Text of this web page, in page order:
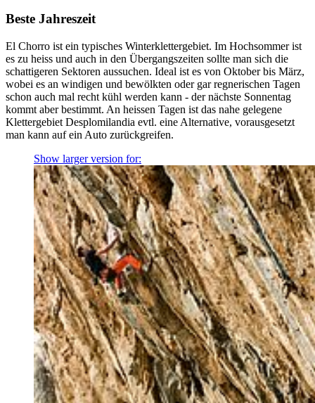
Beste Jahreszeit
El Chorro ist ein typisches Winterklettergebiet. Im Hochsommer ist
es zu heiss und auch in den Übergangszeiten sollte man sich die
schattigeren Sektoren aussuchen. Ideal ist es von Oktober bis März,
wobei es an windigen und bewölkten oder gar regnerischen Tagen
schon auch mal recht kühl werden kann - der nächste Sonnentag
kommt aber bestimmt. An heissen Tagen ist das nahe gelegene
Klettergebiet Desplomilandia evtl. eine Alternative, vorausgesetzt
man kann auf ein Auto zurückgreifen.
Show larger version for: